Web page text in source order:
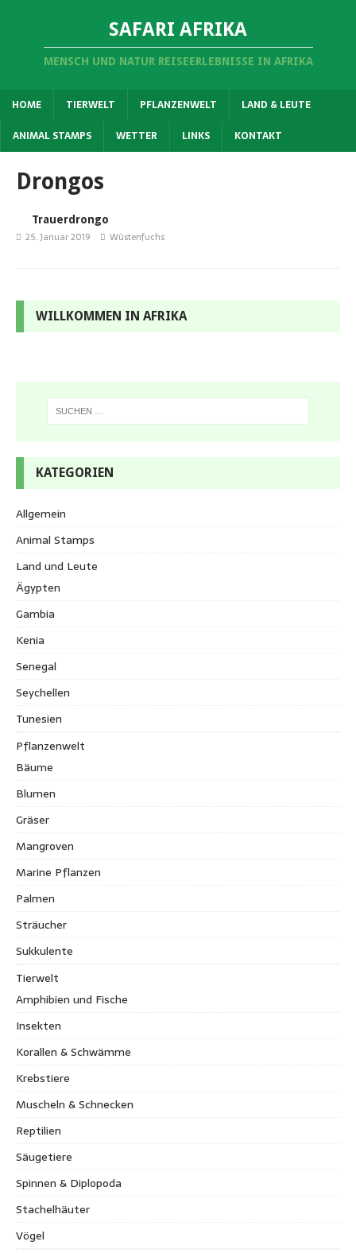
SAFARI AFRIKA
MENSCH UND NATUR REISEERLEBNISSE IN AFRIKA
HOME TIERWELT PFLANZENWELT
LAND & LEUTE
ANIMAL STAMPS
WETTER LINKS KONTAKT
Drongos
Trauerdrongo
25. Januar 2019 Wüstenfuchs
WILLKOMMEN IN AFRIKA
KATEGORIEN
Allgemein
Animal Stamps
Land und Leute
Ägypten
Gambia
Kenia
Senegal
Seychellen
Tunesien
Pflanzenwelt
Bäume
Blumen
Gräser
Mangroven
Marine Pflanzen
Palmen
Sträucher
Sukkulente
Tierwelt
Amphibien und Fische
Insekten
Korallen & Schwämme
Krebstiere
Muscheln & Schnecken
Reptilien
Säugetiere
Spinnen & Diplopoda
Stachelhäuter
Vögel